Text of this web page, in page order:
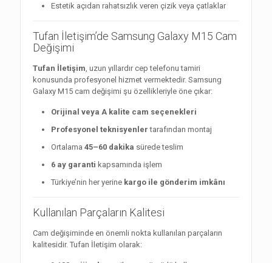
Estetik açıdan rahatsızlık veren çizik veya çatlaklar
Tufan İletişim’de Samsung Galaxy M15 Cam
Değişimi
Tufan İletişim, uzun yıllardır cep telefonu tamiri
konusunda profesyonel hizmet vermektedir. Samsung
Galaxy M15 cam değişimi şu özellikleriyle öne çıkar:
Orijinal veya A kalite cam seçenekleri
Profesyonel teknisyenler tarafından montaj
Ortalama 45–60 dakika sürede teslim
6 ay garanti kapsamında işlem
Türkiye’nin her yerine kargo ile gönderim imkânı
Kullanılan Parçaların Kalitesi
Cam değişiminde en önemli nokta kullanılan parçaların
kalitesidir. Tufan İletişim olarak: